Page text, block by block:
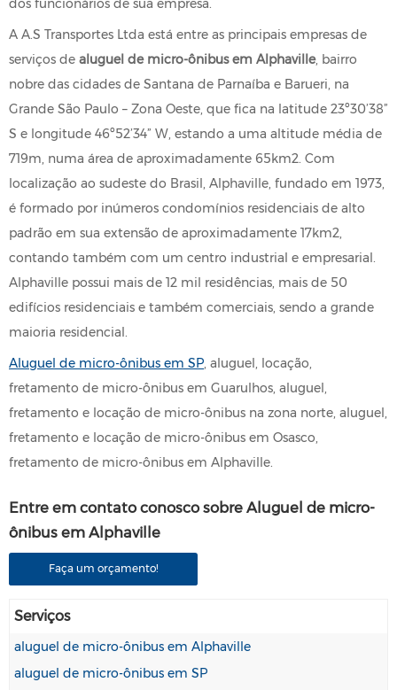
A A.S Transportes Ltda está entre as principais empresas de
serviços de aluguel de micro-ônibus em Alphaville, bairro
nobre das cidades de Santana de Parnaíba e Barueri, na
Grande São Paulo – Zona Oeste, que fica na latitude 23º30’38”
S e longitude 46º52’34” W, estando a uma altitude média de
719m, numa área de aproximadamente 65km2. Com
localização ao sudeste do Brasil, Alphaville, fundado em 1973,
é formado por inúmeros condomínios residenciais de alto
padrão em sua extensão de aproximadamente 17km2,
contando também com um centro industrial e empresarial.
Alphaville possui mais de 12 mil residências, mais de 50
edifícios residenciais e também comerciais, sendo a grande
maioria residencial.
Aluguel de micro-ônibus em SP , aluguel, locação,
fretamento de micro-ônibus em Guarulhos, aluguel,
fretamento e locação de micro-ônibus na zona norte, aluguel,
fretamento e locação de micro-ônibus em Osasco,
fretamento de micro-ônibus em Alphaville.
Entre em contato conosco sobre Aluguel de micro-
ônibus em Alphaville
Faça um orçamento!
Serviços
aluguel de micro-ônibus em Alphaville
aluguel de micro-ônibus em SP